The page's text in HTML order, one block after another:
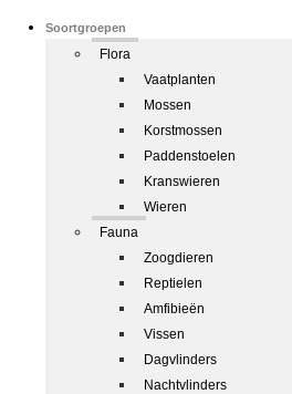
Soortgroepen
Flora
Vaatplanten
Mossen
Korstmossen
Paddenstoelen
Kranswieren
Wieren
Fauna
Zoogdieren
Reptielen
Amfibieën
Vissen
Dagvlinders
Nachtvlinders